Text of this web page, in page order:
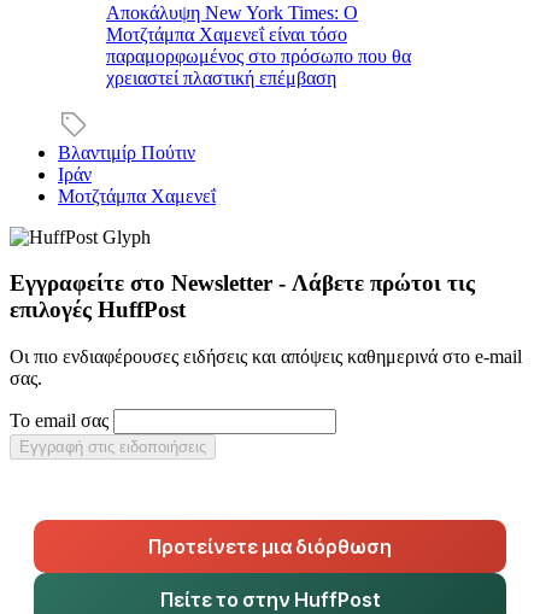
Αποκάλυψη New York Times: Ο
Μοτζτάμπα Χαμενεΐ είναι τόσο
παραμορφωμένος στο πρόσωπο που θα
χρειαστεί πλαστική επέμβαση
Βλαντιμίρ Πούτιν
Ιράν
Μοτζτάμπα Χαμενεΐ
Εγγραφείτε στο Newsletter - Λάβετε πρώτοι τις
επιλογές HuffPost
Οι πιο ενδιαφέρουσες ειδήσεις και απόψεις καθημερινά στο e-mail
σας.
Το email σας
Εγγραφή στις ειδοποιήσεις
Προτείνετε μια διόρθωση
Πείτε το στην HuffPost